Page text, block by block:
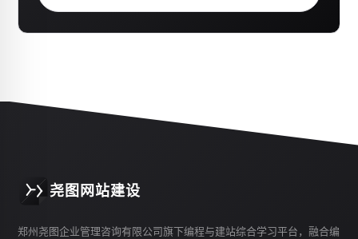
尧图网站建设
郑州尧图企业管理咨询有限公司旗下编程与建站综合学习平台，融合编